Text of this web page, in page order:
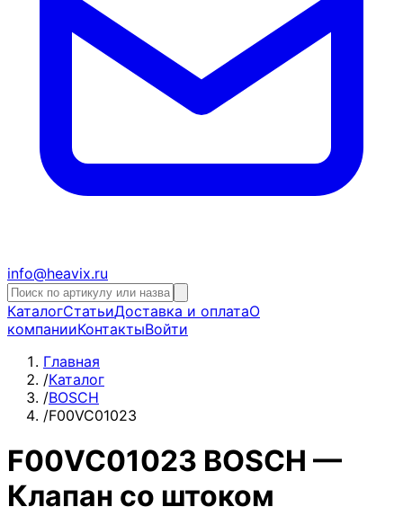
info@heavix.ru
КаталогСтатьиДоставка и оплатаО
компанииКонтактыВойти
Главная
/Каталог
/BOSCH
/F00VC01023
F00VC01023 BOSCH —
Клапан со штоком